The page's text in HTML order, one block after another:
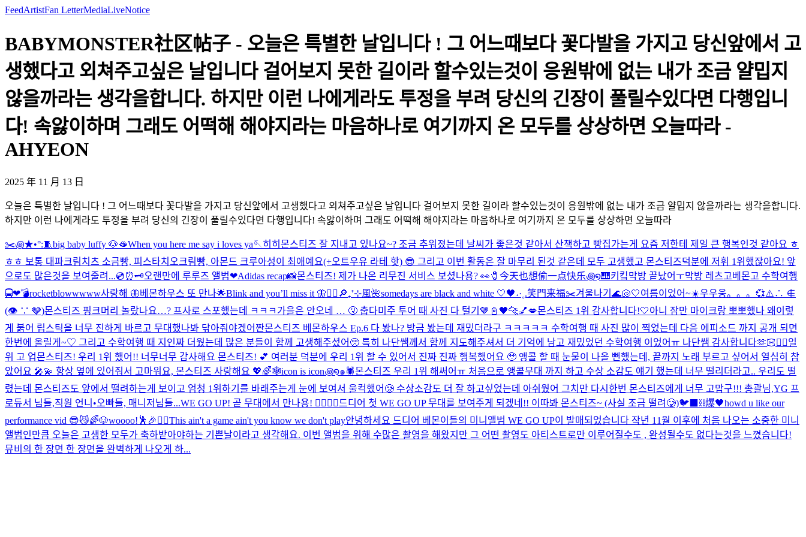
FeedArtistFan LetterMediaLiveNotice
BABYMONSTER社区帖子 - 오늘은 특별한 날입니다 ! 그 어느때보다 꽃다발을 가지고 당신앞에서 고
생했다고 외쳐주고싶은 날입니다 걸어보지 못한 길이라 할수있는것이 응원밖에 없는 내가 조금 얄밉지
않을까라는 생각을합니다. 하지만 이런 나에게라도 투정을 부려 당신의 긴장이 풀릴수있다면 다행입니
다! 속앓이하며 그래도 어떡해 해야지라는 마음하나로 여기까지 온 모두를 상상하면 오늘따라 -
AHYEON
2025 年 11 月 13 日
오늘은 특별한 날입니다 ! 그 어느때보다 꽃다발을 가지고 당신앞에서 고생했다고 외쳐주고싶은 날입니다 걸어보지 못한 길이라 할수있는것이 응원밖에 없는 내가 조금 얄밉지 않을까라는 생각을합니다.
하지만 이런 나에게라도 투정을 부려 당신의 긴장이 풀릴수있다면 다행입니다! 속앓이하며 그래도 어떡해 해야지라는 마음하나로 여기까지 온 모두를 상상하면 오늘따라
✂️꩜★•°:🧵big baby luffy 🐶🫦When you here me say i loves ya🪡히히 몬스티즈 잘 지내고 있나요~? 조금 추워졌는데 날씨가 좋은것 같아서 산책하고 빵집가는게 요즘 저한테 제일 큰 행복인것 같아요 ㅎ
ㅎㅎ 보통 대파크림치츠 소금빵, 피스타치오크림빵, 아몬드 크루아성이 최애예요(+오트우유 라테 핫) 😎 그리고 이번 활동은 잘 마무리 된것 같은데 모두 고생했고 몬스티즈덕분에 저휘 1위했잖아요! 앞
으로도 많은것을 보여줄려...💿⏰🗝️오랜만에 루루즈 앨범❤︎Adidas recap📸몬스티즈! 제가 나온 리무진 서비스 보셨나용? 👀🧷今天也想偷一点快乐꩜໑🎹키킼막방 끝났어ㅜ막방 레츠고베몬고 수학여행
🚍❤︎💣rocketblowwwww사랑해 🦋베몬하우스 또 만나🌟Blink and you’ll miss it 🦋❤️‍🔥 🔎₊⁺⊹風🌺somedays are black and white 🤍🖤˖·˳.笑門来福✂️겨울나기 🌊🐚🤍여름이었어~☀️우우웅。。。💞⚠️∴ ∉
(👁 ∵ 🩶)몬스티즈 핑크머리 놀랐나요…? 프사로 스포했는데 ㅋㅋㅋ 가을은 안오네 … 🤧 춥다미주 투어 때 사진 다 털기🤎 📓🖤🐆💅💋몬스티즈 1위 감사합니다!🤍아니 잠만 마이크랑 뽀뽀했나 왜이렇
게 붉어 립스틱을 너무 진하게 바르고 무대했나봐 닦아줘야겠어짠몬스티즈 베몬하우스 Ep.6 다 봤나? 방금 봤는데 재밌더라구 ㅋㅋㅋㅋㅋ 수학여행 때 사진 많이 찍었는데 다음 에피소드 까지 공개 되면
한번에 올릴게~♡ 그리고 수학여행 때 지인짜 더웠는데 많은 분들이 함께 고생해주셨어🥺 특히 나단쌤께서 함께 지도해주셔서 더 기억에 남고 재밌었던 수학여행 이었어ㅠ 나단쌤 감사합니다🫶🏻 ❤️‍🔥일
위 고 업몬스티즈! 우리 1위 했어!! 너무너무 감사해요 몬스티즈! 💕 여러분 덕분에 우리 1위 할 수 있어서 진짜 진짜 행복했어요 🥹 앵콜 할 때 눈물이 나올 뻔했는데, 끝까지 노래 부르고 싶어서 열심히 참
았어요 🎤💫 항상 옆에 있어줘서 고마워요, 몬스티즈 사랑해요 💖🌈🕸️icon is icon꩜໑๑🕷️몬스티즈 우리 1위 해써어ㅠ 처음으로 앵콜무대 까지 하고 수상 소감도 얘기 했는데 너무 떨리더라고.. 우리도 떨
렸는데 몬스티즈도 앞에서 떨려하는게 보이고 엄청 1위하기를 바래주는게 눈에 보여서 울컥했어🥲 수상소감도 더 잘 하고싶었는데 아쉬웠어 그치만 다시한번 몬스티즈에게 너무 고맙구!!! 총괄님,YG 프
로듀서 님들,직원 언니•오빠들, 매니저님들...WE GO UP! 곧 무대에서 만나용! ❤️‍🔥❤️‍🔥 드디어 첫 WE GO UP 무대를 보여주게 되겠네!! 이따봐 몬스티즈~ (사실 조금 떨려🥲)🐦‍⬛⛓️爆🖤howd u like our
performance vid 😎😼🌈🐶woooo!🕺🎉❤️‍🔥This ain't a game ain't you know we don't play안녕하세요 드디어 베몬이들의 미니앨범 WE GO UP이 발매되었습니다 작년 11월 이후에 처음 나오는 소중한 미니
앨범인만큼 오늘은 고생한 모두가 축하받아야하는 기쁜날이라고 생각해요. 이번 앨범을 위해 수많은 촬영을 해왔지만 그 어떤 촬영도 아티스트로만 이루어질수도 , 완성될수도 없다는것을 느꼈습니다!
뮤비의 한 장면 한 장면을 완벽하게 나오게 하...